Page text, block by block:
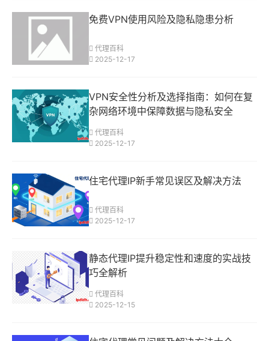
免费VPN使用风险及隐私隐患分析
代理百科
2025-12-17
VPN安全性分析及选择指南：如何在复
杂网络环境中保障数据与隐私安全
代理百科
2025-12-17
住宅代理IP新手常见误区及解决方法
代理百科
2025-12-17
静态代理IP提升稳定性和速度的实战技
巧全解析
代理百科
2025-12-15